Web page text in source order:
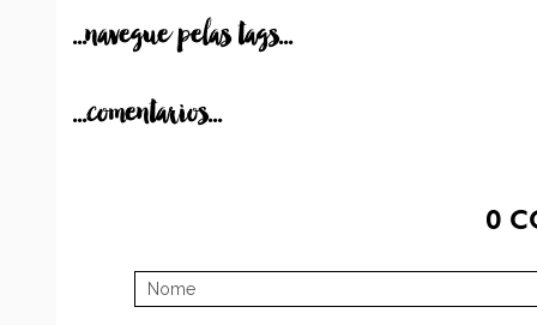
...navegue pelas tags...
...comentarios...
0